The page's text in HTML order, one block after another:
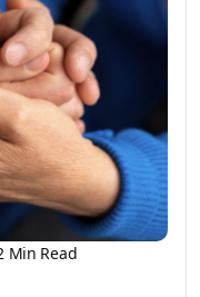
Min Read